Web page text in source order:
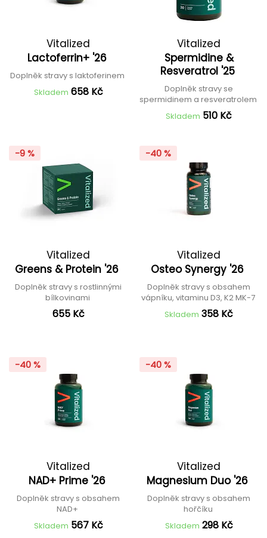
Vitalized
Lactoferrin+ '26
Doplněk stravy s laktoferinem
Skladem 658 Kč
Vitalized
Spermidine &
Resveratrol '25
Doplněk stravy se
spermidinem a resveratrolem
Skladem 510 Kč
-9 %
Vitalized
Greens & Protein '26
Doplněk stravy s rostlinnými
bílkovinami
655 Kč
-40 %
Vitalized
Osteo Synergy '26
Doplněk stravy s obsahem
vápníku, vitaminu D3, K2 MK-7
Skladem 358 Kč
-40 %
Vitalized
NAD+ Prime '26
Doplněk stravy s obsahem
NAD+
Skladem 567 Kč
-40 %
Vitalized
Magnesium Duo '26
Doplněk stravy s obsahem
hořčíku
Skladem 298 Kč